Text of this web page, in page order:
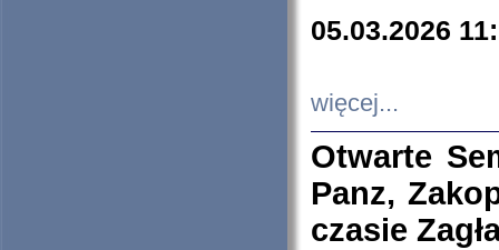
05.03.2026
więcej...
Otwarte
Panz,
czasie